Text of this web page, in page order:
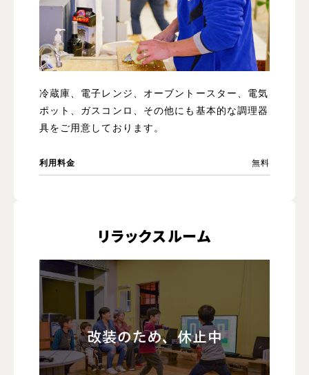
冷蔵庫、電子レンジ、オーブントースター、電気
ポット、ガスコンロ、その他にも基本的な調理器
具をご用意しております。
利用料金 無料
リラックスルーム